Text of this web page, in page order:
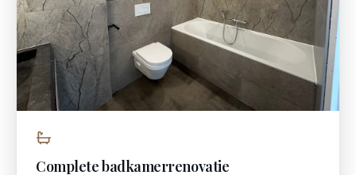
Complete badkamerrenovatie